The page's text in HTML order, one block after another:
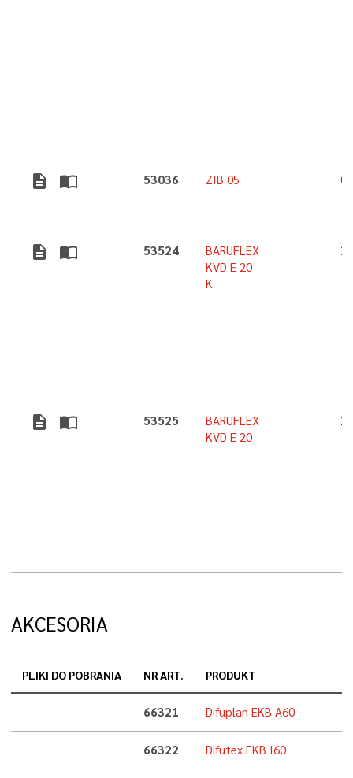
description import_contacts 53036 ZIB 05
description import_contacts 53524
BARUFLEX
KVD E 20
K
description import_contacts 53525
BARUFLEX
KVD E 20
AKCESORIA
PLIKI DO POBRANIA NR ART. PRODUKT
66321 Difuplan EKB A60
66322 Difutex EKB I60